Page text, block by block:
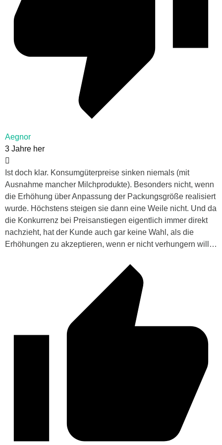
Aegnor
3 Jahre her
Ist doch klar. Konsumgüterpreise sinken niemals (mit
Ausnahme mancher Milchprodukte). Besonders nicht, wenn
die Erhöhung über Anpassung der Packungsgröße realisiert
wurde. Höchstens steigen sie dann eine Weile nicht. Und da
die Konkurrenz bei Preisanstiegen eigentlich immer direkt
nachzieht, hat der Kunde auch gar keine Wahl, als die
Erhöhungen zu akzeptieren, wenn er nicht verhungern will…